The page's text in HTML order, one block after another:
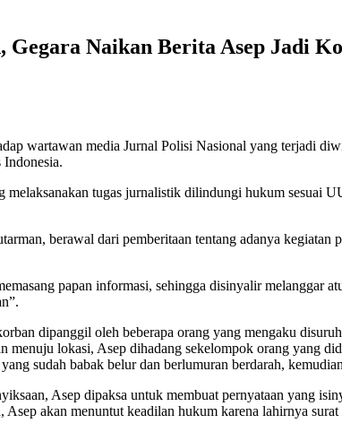
Gegara Naikan Berita Asep Jadi
wartawan media Jurnal Polisi Nasional yang terjadi
Indonesia.
melaksanakan tugas jurnalistik dilindungi hukum sesuai
berawal dari pemberitaan tentang adanya
papan informasi, sehingga disinyalir melanggar
dipanggil oleh beberapa orang yang mengaku
menuju lokasi, Asep dihadang sekelompok orang yang
sudah babak belur dan berlumuran berdarah,
Asep dipaksa untuk membuat pernyataan yang
Asep akan menuntut keadilan hukum karena lahirnya